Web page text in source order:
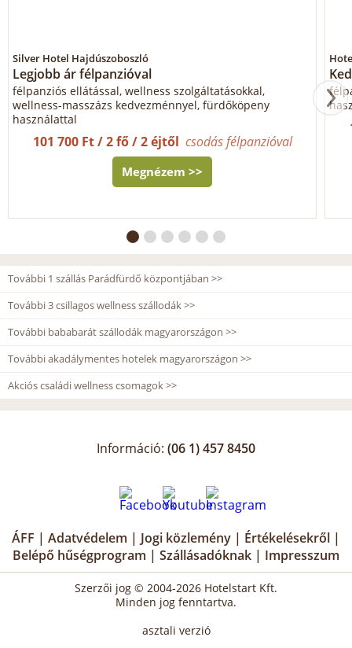
Silver Hotel Hajdúszoboszló
Legjobb ár félpanzióval
félpanziós ellátással, wellness szolgáltatásokkal,
wellness-masszázs kedvezménnyel, fürdőköpeny
használattal
101 700 Ft / 2 fő / 2 éjtől csodás félpanzióval
Megnézem >>
További 1 szállás Parádfürdő központjában >>
További 3 csillagos wellness szállodák >>
További bababarát szállodák magyarországon >>
További akadálymentes hotelek magyarországon >>
Akciós családi wellness csomagok >>
Információ: (06 1) 457 8450
ÁFF | Adatvédelem | Jogi közlemény | Értékelésekről |
Belépő hűségprogram | Szállásadóknak | Impresszum
Szerzői jog © 2004-2026 Hotelstart Kft.
Minden jog fenntartva.
asztali verzió